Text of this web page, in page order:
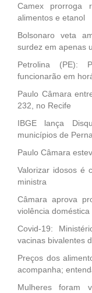
Camex prorroga
alimentos e etanol
Bolsonaro veta
surdez em apenas
Petrolina (PE):
funcionarão em
Paulo Câmara
232, no Recife
IBGE lança
municípios de
Paulo Câmara
Valorizar idosos é
ministra
Câmara aprova
violência
Covid-19:
vacinas bivalentes
Preços dos
acompanha;
Mulheres foram